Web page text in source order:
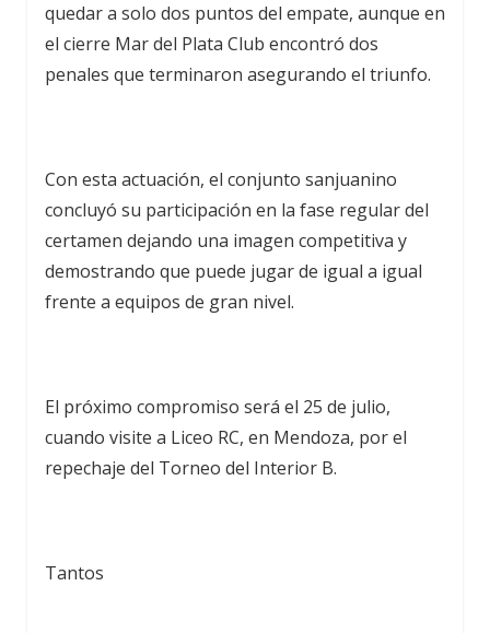
quedar a solo dos puntos del empate, aunque en
el cierre Mar del Plata Club encontró dos
penales que terminaron asegurando el triunfo.
Con esta actuación, el conjunto sanjuanino
concluyó su participación en la fase regular del
certamen dejando una imagen competitiva y
demostrando que puede jugar de igual a igual
frente a equipos de gran nivel.
El próximo compromiso será el 25 de julio,
cuando visite a Liceo RC, en Mendoza, por el
repechaje del Torneo del Interior B.
Tantos